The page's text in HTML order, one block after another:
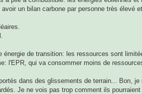
un bilan carbone par personne très élevé
de transition: les ressources sont
l'EPR, qui va consommer moins de
dans des glissements de terrain... Bon,
Je ne vois pas trop comment ils pourraient